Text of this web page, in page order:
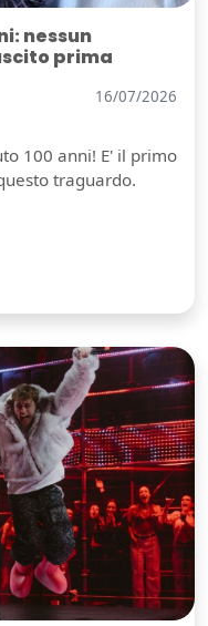
nessun
prima
16/07/2026
100 anni! E' il primo
traguardo.